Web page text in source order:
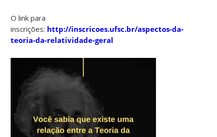
O link para
inscrições: http://inscricoes.ufsc.br/aspectos-da-
teoria-da-relatividade-geral